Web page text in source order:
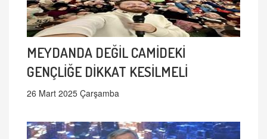
MEYDANDA DEĞİL CAMİDEKİ
GENÇLİĞE DİKKAT KESİLMELİ
26 Mart 2025 Çarşamba